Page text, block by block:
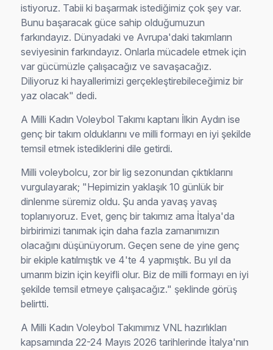
istiyoruz. Tabii ki başarmak istediğimiz çok şey var.
Bunu başaracak güce sahip olduğumuzun
farkındayız. Dünyadaki ve Avrupa'daki takımların
seviyesinin farkındayız. Onlarla mücadele etmek için
var gücümüzle çalışacağız ve savaşacağız.
Diliyoruz ki hayallerimizi gerçekleştirebileceğimiz bir
yaz olacak" dedi.
A Milli Kadın Voleybol Takımı kaptanı İlkin Aydın ise
genç bir takım olduklarını ve milli formayı en iyi şekilde
temsil etmek istediklerini dile getirdi.
Milli voleybolcu, zor bir lig sezonundan çıktıklarını
vurgulayarak; "Hepimizin yaklaşık 10 günlük bir
dinlenme süremiz oldu. Şu anda yavaş yavaş
toplanıyoruz. Evet, genç bir takımız ama İtalya'da
birbirimizi tanımak için daha fazla zamanımızın
olacağını düşünüyorum. Geçen sene de yine genç
bir ekiple katılmıştık ve 4'te 4 yapmıştık. Bu yıl da
umarım bizin için keyifli olur. Biz de milli formayı en iyi
şekilde temsil etmeye çalışacağız." şeklinde görüş
belirtti.
A Milli Kadın Voleybol Takımımız VNL hazırlıkları
kapsamında 22-24 Mayıs 2026 tarihlerinde İtalya'nın